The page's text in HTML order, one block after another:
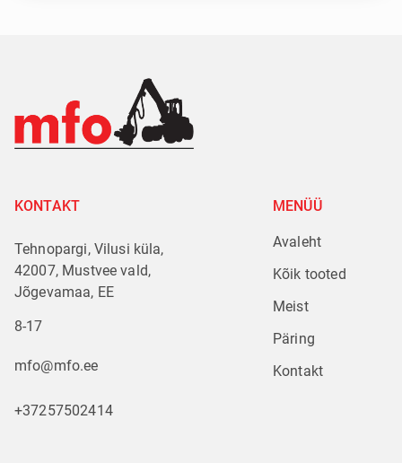
KONTAKT
Tehnopargi, Vilusi küla,
42007, Mustvee vald,
Jõgevamaa, EE
8-17
mfo@mfo.ee
+37257502414
MENÜÜ
Avaleht
Kõik tooted
Meist
Päring
Kontakt